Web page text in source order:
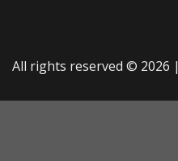
All rights reserved © 2026 |